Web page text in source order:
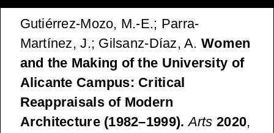
Gutiérrez-Mozo, M.-E.; Parra-
Martínez, J.; Gilsanz-Díaz, A. Women
and the Making of the University of
Alicante Campus: Critical
Reappraisals of Modern
Architecture (1982–1999). Arts 2020,